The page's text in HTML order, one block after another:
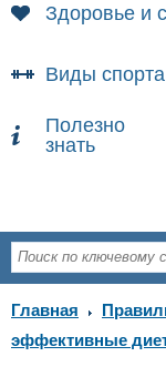
Здоровье и
Виды спорта
Полезно
знать
Главная
эффективные